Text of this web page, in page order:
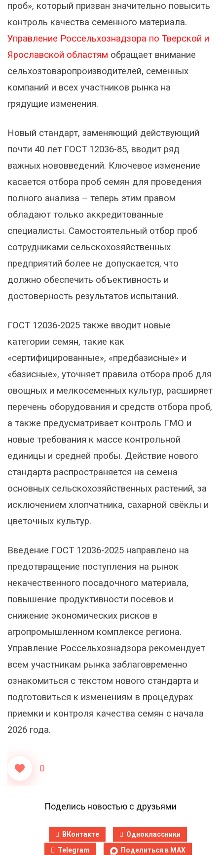
проб», который призван значительно повысить
контроль качества семенного материала.
Управление Россельхознадзора по Тверской и
Ярославской областям обращает внимание
сельхозтоваропроизводителей, семенных
компаний и всех участников рынка на
грядущие изменения.
Новый стандарт, заменяющий действующий
почти 40 лет ГОСТ 12036-85, вводит ряд
важных нововведений. Ключевое изменение
касается отбора проб семян для проведения
полного анализа – теперь этим правом
обладают только аккредитованные
специалисты. Самостоятельный отбор проб
сотрудниками сельскохозяйственных
предприятий более не допускается, что
должно обеспечить объективность и
достоверность результатов испытаний.
ГОСТ 12036-2025 также вводит новые
категории семян, такие как
«сертифицированные», «предбазисные» и
«базисные», уточняет правила отбора проб для
овощных и мелкосеменных культур, расширяет
перечень оборудования и средств отбора проб,
а также предусматривает контроль ГМО и
новые требования к массе контрольной
единицы и средней пробы. Действие нового
стандарта распространяется на семена
основных сельскохозяйственных растений, за
исключением хлопчатника, сахарной свёклы и
цветочных культур.
Введение ГОСТ 12036-2025 направлено на
предотвращение поступления на рынок
некачественного посадочного материала,
повышение продуктивности посевов и
снижение экономических рисков в
агропромышленном комплексе региона.
Управление Россельхознадзора рекомендует
всем участникам рынка заблаговременно
ознакомиться с текстом нового стандарта и
подготовиться к изменениям в процедурах
приемки и контроля качества семян с начала
2026 года.
0
Поделись новостью с друзьями
ВКонтакте
Одноклассники
Telegram
Поделиться в MAX